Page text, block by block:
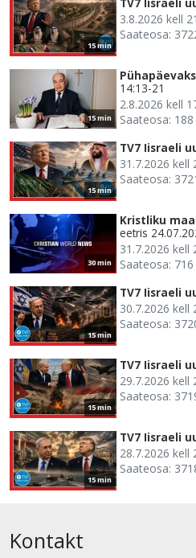
15 min
3.8.2026 kell
Saateosa:
15 min
14:13-21
2.8.2026 kell
Saateosa: 188
15 min
TV7 Iisraeli
31.7.2026 kell
Saateosa:
30 min
Kristliku
eetris
31.7.2026 kell
Saateosa: 716
15 min
TV7 Iisraeli
30.7.2026 kell
Saateosa:
15 min
TV7 Iisraeli
29.7.2026 kell
Saateosa:
15 min
TV7 Iisraeli
28.7.2026 kell
Saateosa:
Kontakt